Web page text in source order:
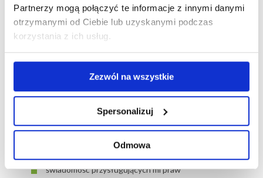
Partnerzy mogą połączyć te informacje z innymi danymi
otrzymanymi od Ciebie lub uzyskanymi podczas
korzystania z ich usług.
Zezwól na wszystkie
Spersonalizuj
Odmowa
Wzrost poczucia własnej wartości i pewności siebie
PROGRAM
doświadczanych w kontakcie z rówieśnikami
Nauka i rozwój kompetencji komunikacyjnych
w obszarze mówienia o sobie (własnym zdaniu,
odczuciach i oczekiwaniach) oraz umiejętności
słuchania i rozumienia wypowiedzi innych
świadomość przysługujących mi praw